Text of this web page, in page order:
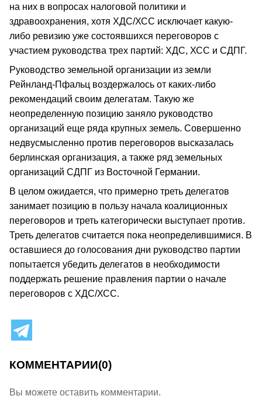
на них в вопросах налоговой политики и
здравоохранения, хотя ХДС/ХСС исключает какую-
либо ревизию уже состоявшихся переговоров с
участием руководства трех партий: ХДС, ХСС и СДПГ.
Руководство земельной организации из земли
Рейнланд-Пфальц воздержалось от каких-либо
рекомендаций своим делегатам. Такую же
неопределенную позицию заняло руководство
организаций еще ряда крупных земель. Совершенно
недвусмысленно против переговоров высказалась
берлинская организация, а также ряд земельных
организаций СДПГ из Восточной Германии.
В целом ожидается, что примерно треть делегатов
занимает позицию в пользу начала коалиционных
переговоров и треть категорически выступает против.
Треть делегатов считается пока неопределившимися. В
оставшиеся до голосования дни руководство партии
попытается убедить делегатов в необходимости
поддержать решение правления партии о начале
переговоров с ХДС/ХСС.
КОММЕНТАРИИ(0)
Вы можете оставить комментарии.